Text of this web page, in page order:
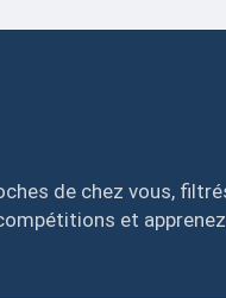
de chez vous,
et